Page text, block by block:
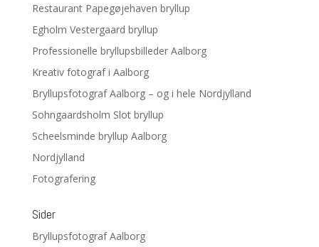
Restaurant Papegøjehaven bryllup
Egholm Vestergaard bryllup
Professionelle bryllupsbilleder Aalborg
Kreativ fotograf i Aalborg
Bryllupsfotograf Aalborg – og i hele Nordjylland
Sohngaardsholm Slot bryllup
Scheelsminde bryllup Aalborg
Nordjylland
Fotografering
Sider
Bryllupsfotograf Aalborg